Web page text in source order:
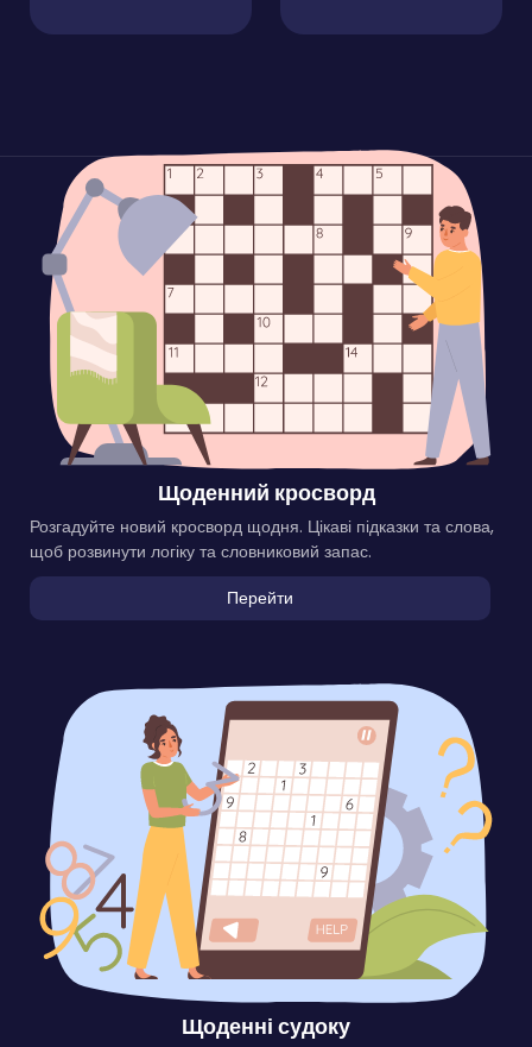
Щоденний кросворд
Розгадуйте новий кросворд щодня. Цікаві підказки та слова,
щоб розвинути логіку та словниковий запас.
Перейти
Щоденні судоку